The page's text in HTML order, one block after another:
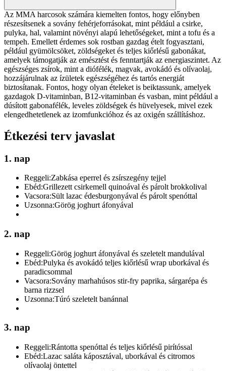
Az MMA harcosok számára kiemelten fontos, hogy előnyben
részesítsenek a sovány fehérjeforrásokat, mint például a csirke,
pulyka, hal, valamint növényi alapú lehetőségeket, mint a tofu és a
tempeh. Emellett érdemes sok rostban gazdag ételt fogyasztani,
például gyümölcsöket, zöldségeket és teljes kiőrlésű gabonákat,
amelyek támogatják az emésztést és fenntartják az energiaszintet. Az
egészséges zsírok, mint a diófélék, magvak, avokádó és olívaolaj,
hozzájárulnak az ízületek egészségéhez és tartós energiát
biztosítanak. Fontos, hogy olyan ételeket is beiktassunk, amelyek
gazdagok D-vitaminban, B12-vitaminban és vasban, mint például a
dúsított gabonafélék, leveles zöldségek és hüvelyesek, mivel ezek
elengedhetetlenek az izomfunkcióhoz és az oxigén szállításhoz.
Étkezési terv javaslat
1. nap
Reggeli:Zabkása eperrel és zsírszegény tejjel
Ebéd:Grillezett csirkemell quinoával és párolt brokkolival
Vacsora:Sült lazac édesburgonyával és párolt spenóttal
Uzsonna:Görög joghurt áfonyával
2. nap
Reggeli:Görög joghurt áfonyával és szeletelt mandulával
Ebéd:Pulyka és avokádó teljes kiőrlésű wrap uborkával és
paradicsommal
Vacsora:Sovány marhahúsos stir-fry paprika, sárgarépa és
barna rizzsel
Uzsonna:Túró szeletelt banánnal
3. nap
Reggeli:Rántotta spenóttal és teljes kiőrlésű pirítóssal
Ebéd:Lazac saláta káposztával, uborkával és citromos
olívaolaj öntettel